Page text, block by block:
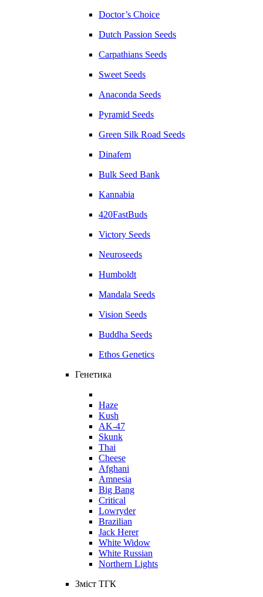
Doctor’s Choice
Dutch Passion Seeds
Carpathians Seeds
Sweet Seeds
Anaconda Seeds
Pyramid Seeds
Green Silk Road Seeds
Dinafem
Bulk Seed Bank
Kannabia
420FastBuds
Victory Seeds
Neuroseeds
Humboldt
Mandala Seeds
Vision Seeds
Buddha Seeds
Ethos Genetics
Генетика
Haze
Kush
AK-47
Skunk
Thai
Cheese
Afghani
Amnesia
Big Bang
Critical
Lowryder
Brazilian
Jack Herer
White Widow
White Russian
Northern Lights
Зміст ТГК